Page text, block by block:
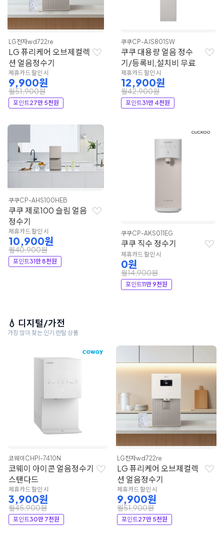
LG전자wd722re
LG 퓨리케어 오브제컬렉
션 얼음정수기
제휴카드 할인 시
9,900원
월51,900원
포인트27만 5천원
쿠쿠CP-AJS801SW
쿠쿠 대용량 얼음 정수
기/등록비,설치비 무료
제휴카드 할인 시
12,900원
월42,900원
포인트31만 4천원
쿠쿠CP-AHS100HEB
쿠쿠 제로100 슬림 얼음
정수기
제휴카드 할인 시
10,900원
월40,900원
포인트31만 8천원
쿠쿠CP-AKS011EG
쿠쿠 직수 정수기
제휴카드 할인 시
0원
월14,900원
포인트11만 9천원
💧 디지털/가전
가장 많이 찾는 인기 렌탈 상품
코웨이 CHPI-7410N
코웨이 아이콘 얼음정수기
스탠다드
제휴카드 할인 시
3,900원
월45,900원
포인트30만 7천원
LG전자wd722re
LG 퓨리케어 오브제컬렉
션 얼음정수기
제휴카드 할인 시
9,900원
월51,900원
포인트27만 5천원